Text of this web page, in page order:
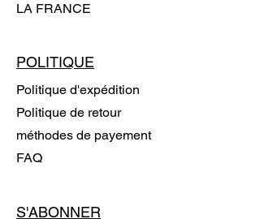
LA FRANCE
POLITIQUE
Politique d'expédition
Politique de retour
méthodes de payement
FAQ
S'ABONNER